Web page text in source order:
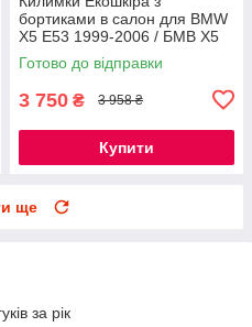
бортиками в салон для BMW
X5 E53 1999-2006 / БМВ Х5
Е53 килимки
Готово до відправки
3 750 ₴ 3 958 ₴
Купити
ще
за рік